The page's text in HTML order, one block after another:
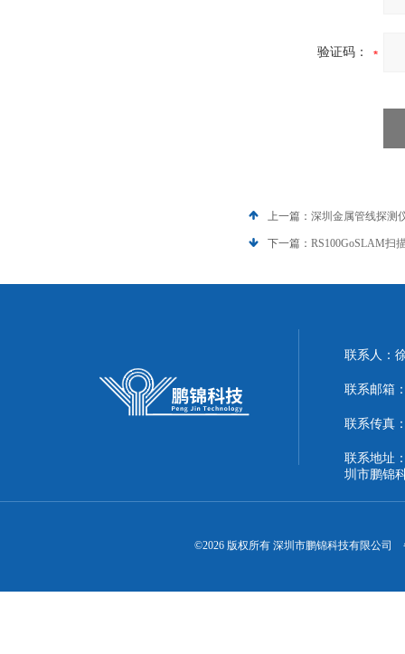
验证码：
上一篇： 深圳金属管线探测
下一篇： RS100GoSLAM扫
联系人：
联系邮箱
联系传真
联系地址
圳市鹏锦
©2026 版权所有 深圳市鹏锦科技有限公司